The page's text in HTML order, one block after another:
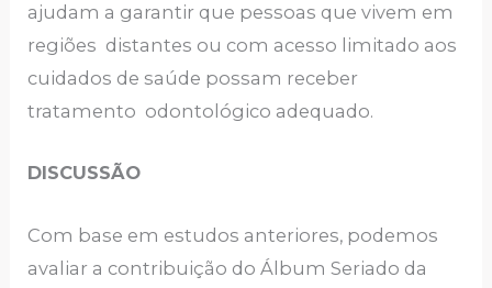
ajudam a garantir que pessoas que vivem em
regiões distantes ou com acesso limitado aos
cuidados de saúde possam receber
tratamento odontológico adequado.
DISCUSSÃO
Com base em estudos anteriores, podemos
avaliar a contribuição do Álbum Seriado da